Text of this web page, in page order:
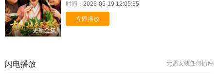
更新全集
时间： 2026-05-19 12:05:35
立即播放
无需安装任何插件
闪电播放